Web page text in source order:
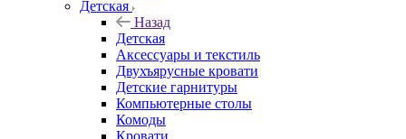
Детская
Назад
Детская
Аксессуары и текстиль
Двухъярусные кровати
Детские гарнитуры
Компьютерные столы
Комоды
Кровати